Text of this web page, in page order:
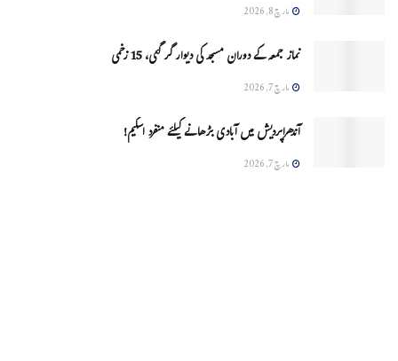
مارچ 8, 2026
نماز جمعہ کے دوران مسجد کی دیوار گر گئی، 15 زخمی
مارچ 7, 2026
آندھراپردیش میں آبادی بڑھانے کیلئے منفرد اسکیم!
مارچ 7, 2026